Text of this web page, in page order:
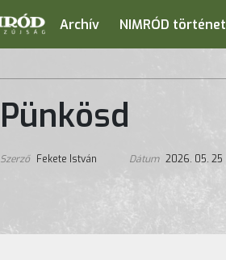
Archív NIMRÓD történet
Pünkösd
Szerző Fekete István Dátum 2026. 05. 25